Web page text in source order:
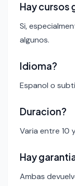
Hay cursos
Si,
algunos.
Idioma?
Espanol o
Duracion?
Varia entre 10
Hay
Ambas